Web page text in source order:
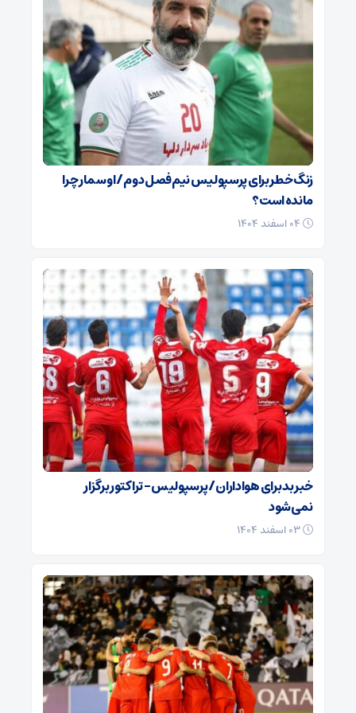
زنگ خطر برای پرسپولیس نیم‌فصل دوم / اوسمار چرا
مانده است؟
خبر بد برای هواداران / پرسپولیس – تراکتور برگزار
نمی‌شود